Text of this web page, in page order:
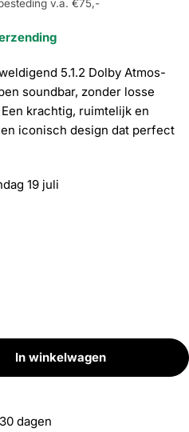
v.a. €75,-
5.1.2 Dolby Atmos-
soundbar, zonder losse
krachtig, ruimtelijk en
iconisch design dat perfect
19 juli
voor Dione
In winkelwagen
dagen